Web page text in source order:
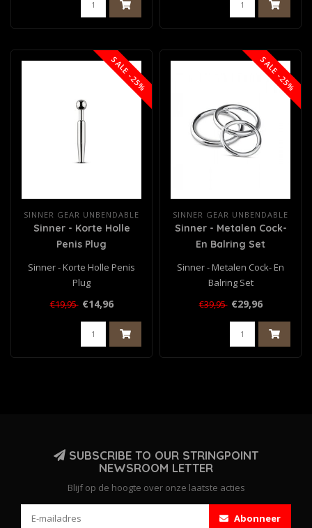
SALE -25%
SINNER GEAR UNBENDABLE
Sinner - Korte Holle
Penis Plug
Sinner - Korte Holle Penis
Plug
€19,95 €14,96
SALE -25%
SINNER GEAR UNBENDABLE
Sinner - Metalen Cock-
En Balring Set
Sinner - Metalen Cock- En
Balring Set
€39,95 €29,96
SUBSCRIBE TO OUR STRINGPOINT
NEWSROOM LETTER
Blijf op de hoogte over onze laatste acties
Abonneer